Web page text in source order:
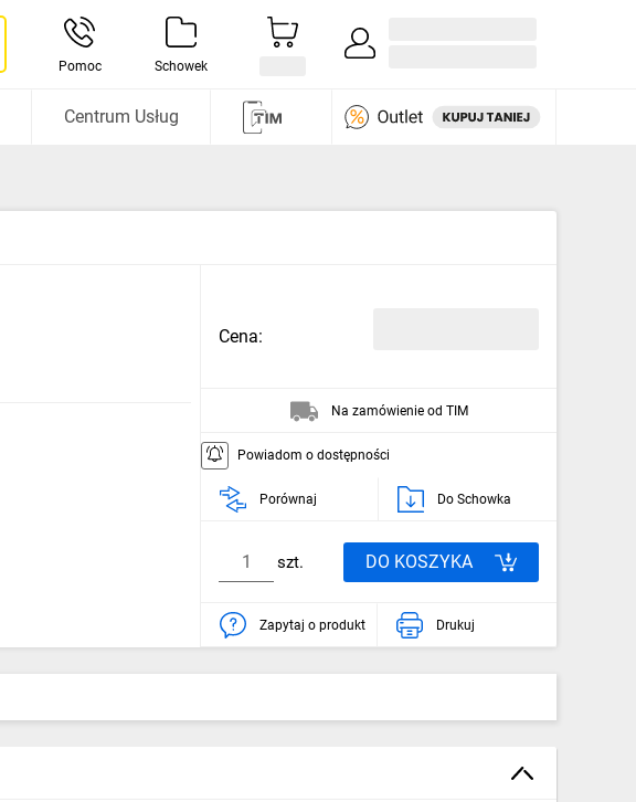
Pomoc Schowek
Centrum Usług
Cena:
Na zamówienie od TIM
Powiadom o dostępności
Porównaj Do Schowka
szt. DO KOSZYKA
Zapytaj o produkt Drukuj